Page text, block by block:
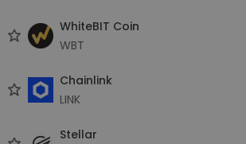
WhiteBIT Coin
WBT
Chainlink
LINK
Stellar